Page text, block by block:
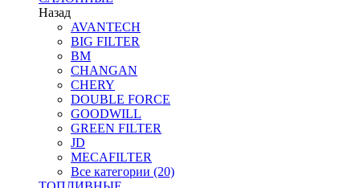
Назад
AVANTECH
BIG FILTER
BM
CHANGAN
CHERY
DOUBLE FORCE
GOODWILL
GREEN FILTER
JD
MECAFILTER
Все категории (20)